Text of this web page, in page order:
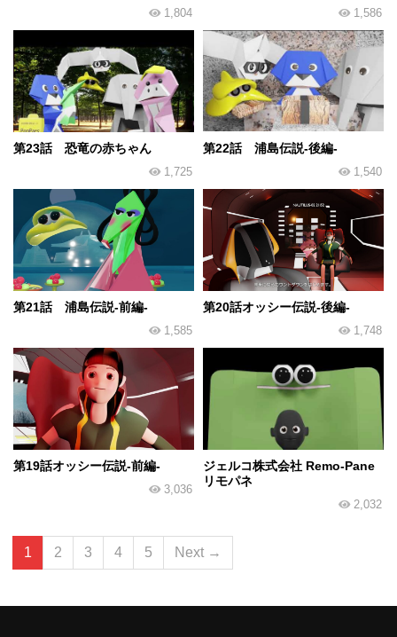
1,804 1,586
第23話 恐竜の赤ちゃん
1,725
第22話 浦島伝説-後編-
1,540
第21話 浦島伝説-前編-
1,585
第20話オッシー伝説-後編-
1,748
第19話オッシー伝説-前編-
3,036
ジェルコ株式会社 Remo-Pane
リモパネ
2,032
1 2 3 4 5 Next →